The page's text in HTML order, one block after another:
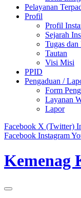
Pelayanan
Profil
Profil
Sejarah
Tugas dan
Tautan
Visi Misi
PPID
Pengaduan /
Form
Layanan
Lapor
Facebook X (Twitter)
Facebook Instagram
Kemenag